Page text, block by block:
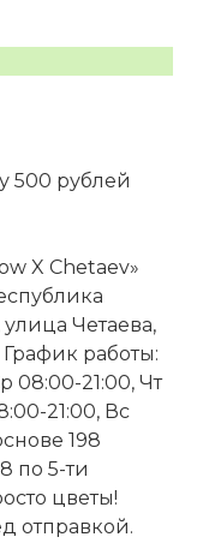
500 рублей
X Chetaev»
улица Четаева,
График работы:
08:00-21:00, Чт
21:00, Вс
198
по 5-ти
цветы!
отправкой.